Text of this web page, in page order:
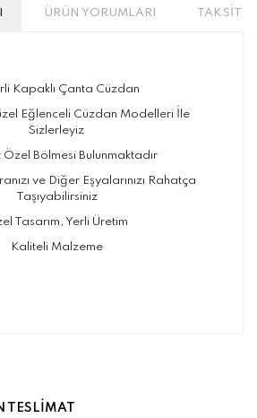
ÜRÜN YORUMLARI TAKSİT
Kapaklı Çanta Cüzdan
Eğlenceli Cüzdan Modelleri İle
Sizlerleyiz
Özel Bölmesi Bulunmaktadır
ve Diğer Eşyalarınızı Rahatça
Taşıyabilirsiniz
Tasarım, Yerli Üretim
Kaliteli Malzeme
Yorum Yaz
TESLİMAT